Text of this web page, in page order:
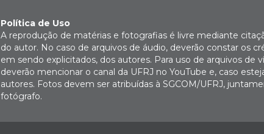
Política de Uso
A reprodução de matérias e fotografias é livre mediante
do autor. No caso de arquivos de áudio, deverão constar os
em sendo explicitados, dos autores. Para uso de arquivos de
deverão mencionar o canal da UFRJ no YouTube e, caso
autores. Fotos devem ser atribuídas à SGCOM/UFRJ,
fotógrafo.